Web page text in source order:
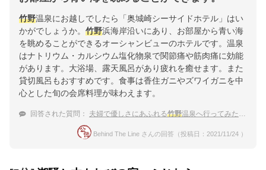
竹野温泉にお越しでしたら「奥城崎シーサイドホテル」はい
かがでしょうか。 竹野浜海岸沿いにあり、お部屋から青い海
を眺めることができるオーシャンビューのホテルです。温泉
はナトリウム・カルシウム塩化物泉で関節痛や筋肉痛に効能
があります。大浴場、露天風呂があり疲れを癒せます。また
貸切風呂もおすすめです。食事は香住ガニやズワイガニを中
心とした旬の会席料理が味わえます。
回答された質問： 夫婦で優しさにあふれる竹野温泉へ行ってみたい！静かで落ち着く宿
Behind The Line さんの回答（投稿日：2021/11/24 ）